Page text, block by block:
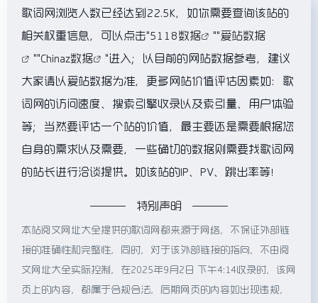
歌词网浏览人数已经达到22.5K，如你需要查询该站的
相关权重信息，可以点击"5118数据 ""爱站数据
""Chinaz数据
"进入；以目前的网站数据参考，建议
大家请以爱站数据为准，更多网站价值评估因素如：歌
词网的访问速度、搜索引擎收录以及索引量、用户体验
等；当然要评估一个站的价值，最主要还是需要根据您
自身的需求以及需要，一些确切的数据则需要找歌词网
的站长进行洽谈提供。如该站的IP、PV、跳出率等！
特别声明
本站阅文网址大全提供的歌词网都来源于网络，不保证外部链
接的准确性和完整性，同时，对于该外部链接的指向，不由阅
文网址大全实际控制，在2025年9月2日 下午4:14收录时，该网
页上的内容，都属于合规合法，后期网页的内容如出现违规，